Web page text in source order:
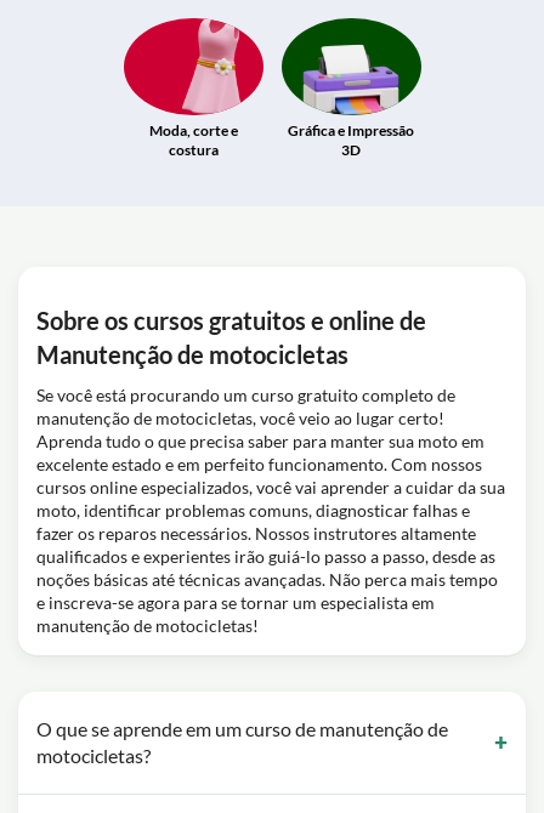
Moda, corte e
costura
Gráfica e Impressão
3D
Sobre os cursos gratuitos e online de
Manutenção de motocicletas
Se você está procurando um curso gratuito completo de
manutenção de motocicletas, você veio ao lugar certo!
Aprenda tudo o que precisa saber para manter sua moto em
excelente estado e em perfeito funcionamento. Com nossos
cursos online especializados, você vai aprender a cuidar da sua
moto, identificar problemas comuns, diagnosticar falhas e
fazer os reparos necessários. Nossos instrutores altamente
qualificados e experientes irão guiá-lo passo a passo, desde as
noções básicas até técnicas avançadas. Não perca mais tempo
e inscreva-se agora para se tornar um especialista em
manutenção de motocicletas!
O que se aprende em um curso de manutenção de
motocicletas?